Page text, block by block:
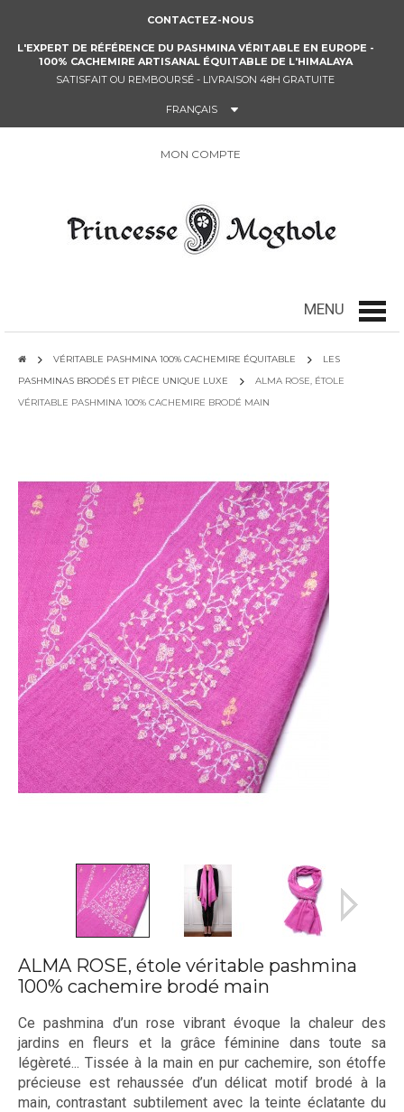
CONTACTEZ-NOUS
L'EXPERT DE RÉFÉRENCE DU PASHMINA VÉRITABLE EN EUROPE -
100% CACHEMIRE ARTISANAL ÉQUITABLE DE L'HIMALAYA
SATISFAIT OU REMBOURSÉ - LIVRAISON 48H GRATUITE
FRANÇAIS
MON COMPTE
Menu
MENU
VÉRITABLE PASHMINA 100% CACHEMIRE ÉQUITABLE
LES
PASHMINAS BRODÉS ET PIÈCE UNIQUE LUXE
ALMA ROSE, ÉTOLE
VÉRITABLE PASHMINA 100% CACHEMIRE BRODÉ MAIN
ALMA ROSE, étole véritable pashmina
100% cachemire brodé main
Ce pashmina d’un rose vibrant évoque la chaleur des
jardins en fleurs et la grâce féminine dans toute sa
légèreté... Tissée à la main en pur cachemire, son étoffe
précieuse est rehaussée d’un délicat motif brodé à la
main, contrastant subtilement avec la teinte éclatante du